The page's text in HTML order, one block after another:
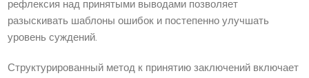
рефлексия над принятыми выводами позволяет
разыскивать шаблоны ошибок и постепенно улучшать
уровень суждений.
Структурированный метод к принятию заключений включает